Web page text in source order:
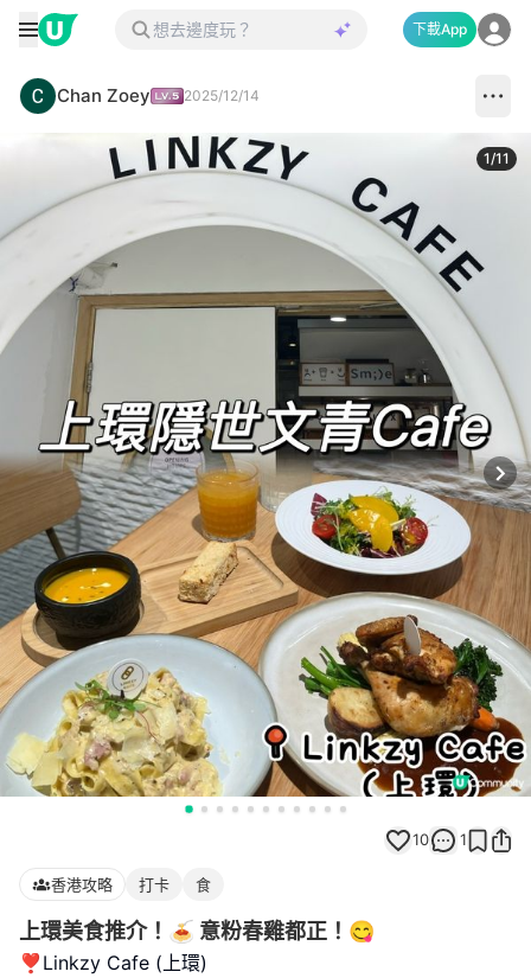
下載App
Chan Zoey 2025/12/14
1/11
10 1
香港攻略 打卡 食
上環美食推介！🍝 意粉春雞都正！😋
❣️Linkzy Cafe (上環)